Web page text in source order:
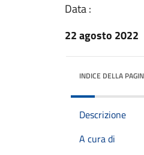
Data :
22 agosto 2022
INDICE DELLA
Descrizione
A cura di